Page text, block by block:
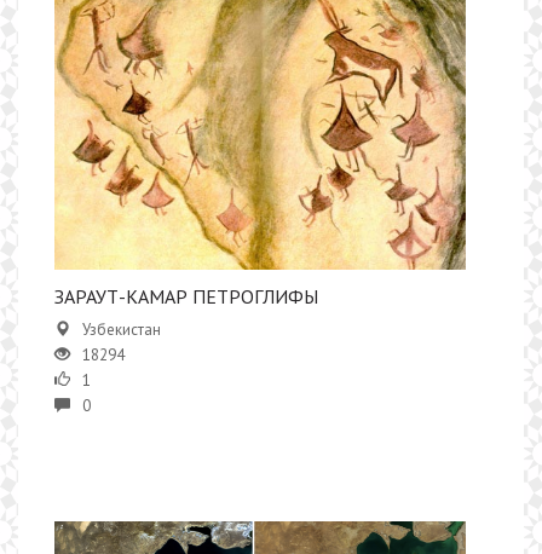
ЗАРАУТ-КАМАР ПЕТРОГЛИФЫ
Узбекистан
18294
1
0